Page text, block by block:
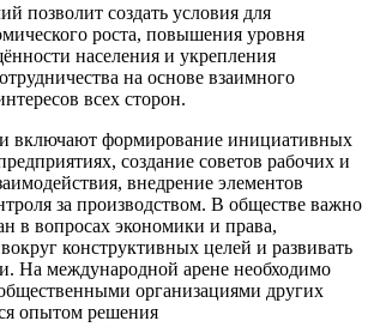
позволит создать условия для
роста, повышения уровня
населения и укрепления
на основе взаимного
всех сторон.
включают формирование инициативных
создание советов рабочих и
внедрение элементов
за производством. В обществе важно
в вопросах экономики и права,
конструктивных целей и развивать
На международной арене необходимо
организациями других
опытом решения